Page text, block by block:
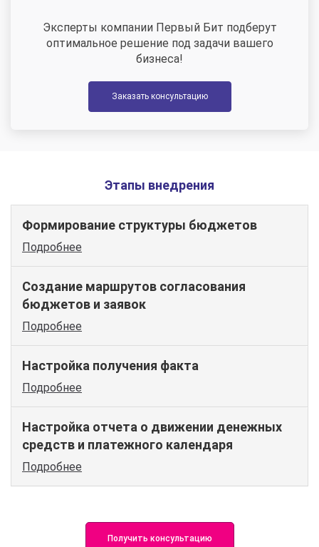
Эксперты компании Первый Бит подберут
оптимальное решение под задачи вашего
бизнеса!
Заказать консультацию
Этапы внедрения
Формирование структуры бюджетов
Подробнее
Создание маршрутов согласования
бюджетов и заявок
Подробнее
Настройка получения факта
Подробнее
Настройка отчета о движении денежных
средств и платежного календаря
Подробнее
Получить консультацию